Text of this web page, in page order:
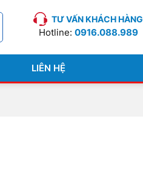
TƯ VẤN KHÁCH HÀNG
Hotline: 0916.088.989
LIÊN HỆ